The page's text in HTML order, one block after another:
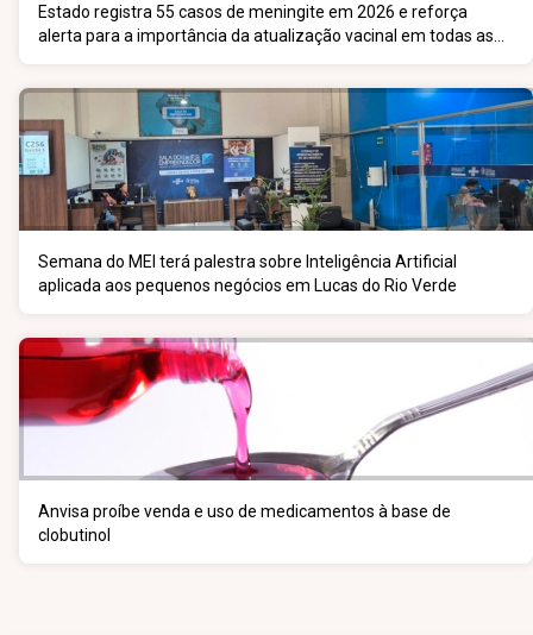
Estado registra 55 casos de meningite em 2026 e reforça
alerta para a importância da atualização vacinal em todas as
Semana do MEI terá palestra sobre Inteligência Artificial
aplicada aos pequenos negócios em Lucas do Rio Verde
Anvisa proíbe venda e uso de medicamentos à base de
clobutinol